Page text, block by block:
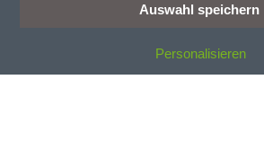
Dämmstoff
Auswahl speichern
Personalisieren